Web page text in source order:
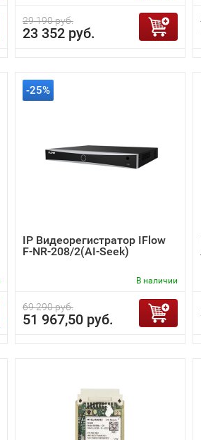
29 190 руб.
23 352 руб.
-25%
IP Видеорегистратор IFlow
F-NR-208/2(AI-Seek)
В наличии
69 290 руб.
51 967,50 руб.